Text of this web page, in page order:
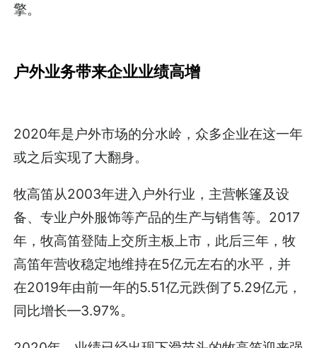
擎。
户外业务带来企业业绩高增
2020年是户外市场的分水岭，众多企业在这一年
或之后实现了大翻身。
牧高笛从2003年进入户外行业，主营帐篷及设
备、专业户外服饰等产品的生产与销售等。2017
年，牧高笛登陆上交所主板上市，此后三年，牧
高笛年营收稳定地维持在5亿元左右的水平，并
在2019年由前一年的5.51亿元跌倒了5.29亿元，
同比增长—3.97%。